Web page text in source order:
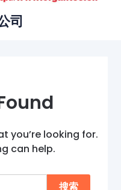
司
you’re looking for.
can help.